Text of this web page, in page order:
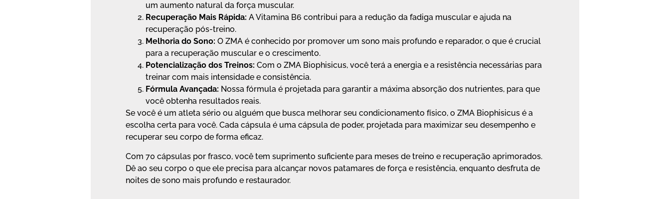
um aumento natural da força muscular.
Recuperação Mais Rápida: A Vitamina B6 contribui para a redução da fadiga muscular e ajuda na
recuperação pós-treino.
Melhoria do Sono: O ZMA é conhecido por promover um sono mais profundo e reparador, o que é crucial
para a recuperação muscular e o crescimento.
Potencialização dos Treinos: Com o ZMA Biophisicus, você terá a energia e a resistência necessárias para
treinar com mais intensidade e consistência.
Fórmula Avançada: Nossa fórmula é projetada para garantir a máxima absorção dos nutrientes, para que
você obtenha resultados reais.
Se você é um atleta sério ou alguém que busca melhorar seu condicionamento físico, o ZMA Biophisicus é a
escolha certa para você. Cada cápsula é uma cápsula de poder, projetada para maximizar seu desempenho e
recuperar seu corpo de forma eficaz.
Com 70 cápsulas por frasco, você tem suprimento suficiente para meses de treino e recuperação aprimorados.
Dê ao seu corpo o que ele precisa para alcançar novos patamares de força e resistência, enquanto desfruta de
noites de sono mais profundo e restaurador.